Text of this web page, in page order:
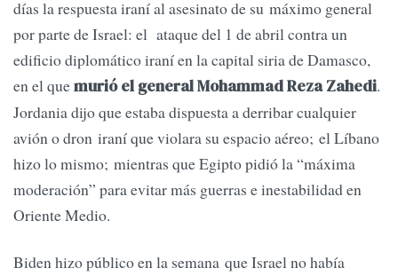
días la respuesta iraní al asesinato de su máximo general
por parte de Israel: el ataque del 1 de abril contra un
edificio diplomático iraní en la capital siria de Damasco,
en el quemurió el general Mohammad Reza Zahedi.
Jordania dijo que estaba dispuesta a derribar cualquier
avión o dron iraní que violara su espacio aéreo; el Líbano
hizo lo mismo; mientras que Egipto pidió la “máxima
moderación” para evitar más guerras e inestabilidad en
Oriente Medio.
Biden hizo público en la semana que Israel no había